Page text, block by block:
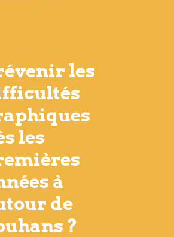
les
les
à
de
?